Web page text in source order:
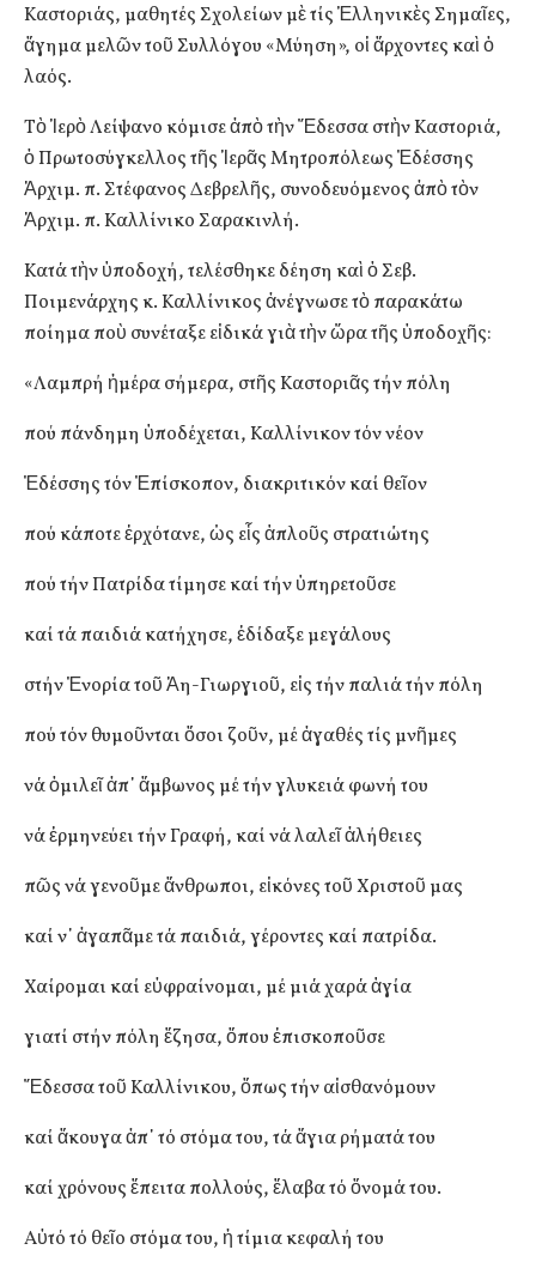
Καστοριάς, μαθητές Σχολείων μὲ τίς Ἑλληνικὲς Σημαῖες,
ἄγημα μελῶν τοῦ Συλλόγου «Μύηση», οἱ ἄρχοντες καὶ ὁ
λαός.
Τὸ Ἱερὸ Λείψανο κόμισε ἀπὸ τὴν Ἔδεσσα στὴν Καστοριά,
ὁ Πρωτοσύγκελλος τῆς Ἱερᾶς Μητροπόλεως Ἐδέσσης
Ἀρχιμ. π. Στέφανος Δεβρελῆς, συνοδευόμενος ἀπὸ τὸν
Ἀρχιμ. π. Καλλίνικο Σαρακινλή.
Κατά τὴν ὑποδοχή, τελέσθηκε δέηση καὶ ὁ Σεβ.
Ποιμενάρχης κ. Καλλίνικος ἀνέγνωσε τὸ παρακάτω
ποίημα ποὺ συνέταξε εἰδικά γιὰ τὴν ὥρα τῆς ὑποδοχῆς:
«Λαμπρή ἡμέρα σήμερα, στῆς Καστοριᾶς τήν πόλη
πού πάνδημη ὑποδέχεται, Καλλίνικον τόν νέον
Ἐδέσσης τόν Ἐπίσκοπον, διακριτικόν καί θεῖον
πού κάποτε ἐρχότανε, ὡς εἷς ἁπλοῦς στρατιώτης
πού τήν Πατρίδα τίμησε καί τήν ὑπηρετοῦσε
καί τά παιδιά κατήχησε, ἐδίδαξε μεγάλους
στήν Ἐνορία τοῦ Ἁη-Γιωργιοῦ, εἰς τήν παλιά τήν πόλη
πού τόν θυμοῦνται ὅσοι ζοῦν, μέ ἀγαθές τίς μνῆμες
νά ὁμιλεῖ ἀπ᾽ ἄμβωνος μέ τήν γλυκειά φωνή του
νά ἑρμηνεύει τήν Γραφή, καί νά λαλεῖ ἀλήθειες
πῶς νά γενοῦμε ἄνθρωποι, εἰκόνες τοῦ Χριστοῦ μας
καί ν᾽ ἀγαπᾶμε τά παιδιά, γέροντες καί πατρίδα.
Χαίρομαι καί εὐφραίνομαι, μέ μιά χαρά ἁγία
γιατί στήν πόλη ἔζησα, ὅπου ἐπισκοποῦσε
Ἔδεσσα τοῦ Καλλίνικου, ὅπως τήν αἰσθανόμουν
καί ἄκουγα ἀπ᾽ τό στόμα του, τά ἅγια ρήματά του
καί χρόνους ἔπειτα πολλούς, ἔλαβα τό ὄνομά του.
Αὐτό τό θεῖο στόμα του, ἡ τίμια κεφαλή του